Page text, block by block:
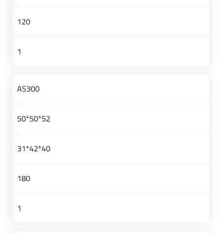
120
1
AS300
52*50*50
40*42*31
180
1